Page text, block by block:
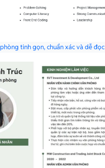
tinh gọn, chuẩn xác và dễ đọc